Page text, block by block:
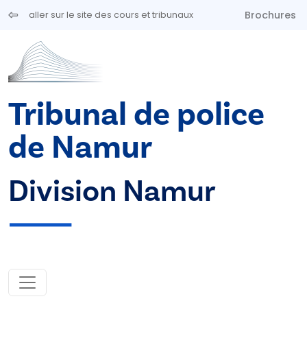
Aller au contenu principal
aller sur le site des cours et tribunaux Brochures
Tribunal de police
de Namur
Division Namur